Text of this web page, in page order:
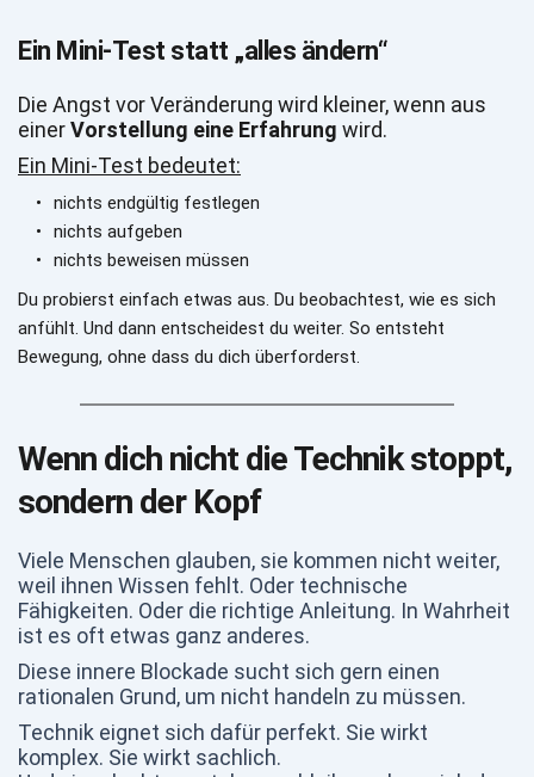
Ein Mini-Test statt „alles ändern“
Die Angst vor Veränderung wird kleiner, wenn aus
einer Vorstellung eine Erfahrung wird.
Ein Mini-Test bedeutet:
nichts endgültig festlegen
nichts aufgeben
nichts beweisen müssen
Du probierst einfach etwas aus. Du beobachtest, wie es sich
anfühlt. Und dann entscheidest du weiter. So entsteht
Bewegung, ohne dass du dich überforderst.
Wenn dich nicht die Technik stoppt,
sondern der Kopf
Viele Menschen glauben, sie kommen nicht weiter,
weil ihnen Wissen fehlt. Oder technische
Fähigkeiten. Oder die richtige Anleitung. In Wahrheit
ist es oft etwas ganz anderes.
Diese innere Blockade sucht sich gern einen
rationalen Grund, um nicht handeln zu müssen.
Technik eignet sich dafür perfekt. Sie wirkt
komplex. Sie wirkt sachlich.